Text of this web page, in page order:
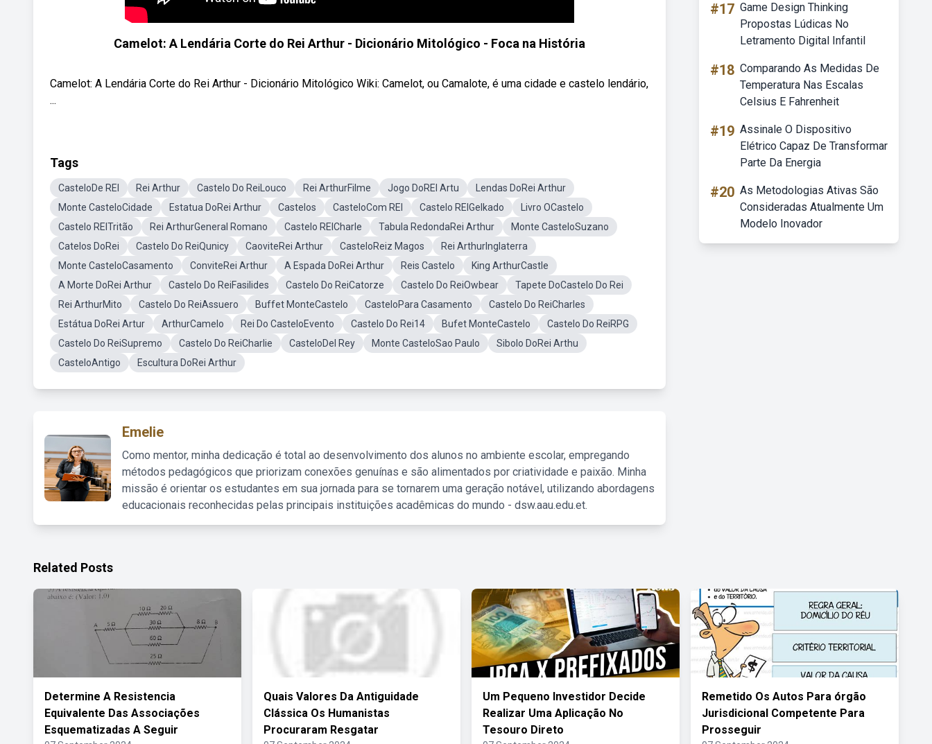
Camelot: A Lendária Corte do Rei Arthur - Dicionário Mitológico - Foca na História
Camelot: A Lendária Corte do Rei Arthur - Dicionário Mitológico Wiki: Camelot, ou Camalote, é uma cidade e castelo lendário,
...
Tags
CasteloDe REI Rei Arthur Castelo Do ReiLouco Rei ArthurFilme Jogo DoREI Artu
Lendas DoRei Arthur
Monte CasteloCidade
Estatua DoRei Arthur Castelos CasteloCom REI Castelo REIGelkado
Livro OCastelo
Castelo REITritão
Rei ArthurGeneral Romano Castelo REICharle Tabula RedondaRei Arthur
Monte CasteloSuzano
Catelos DoRei
Castelo Do ReiQunicy CaoviteRei Arthur CasteloReiz Magos
Rei ArthurInglaterra
Monte CasteloCasamento
ConviteRei Arthur A Espada DoRei Arthur Reis Castelo
King ArthurCastle
A Morte DoRei Arthur
Castelo Do ReiFasilides Castelo Do ReiCatorze Castelo Do ReiOwbear
Tapete DoCastelo Do Rei
Rei ArthurMito
Castelo Do ReiAssuero Buffet MonteCastelo CasteloPara Casamento
Castelo Do ReiCharles
Estátua DoRei Artur
ArthurCamelo Rei Do CasteloEvento Castelo Do Rei14 Bufet MonteCastelo
Castelo Do ReiRPG
Castelo Do ReiSupremo
Castelo Do ReiCharlie CasteloDel Rey Monte CasteloSao Paulo
Sibolo DoRei Arthu
CasteloAntigo
Escultura DoRei Arthur
Emelie
Como mentor, minha dedicação é total ao desenvolvimento dos alunos no ambiente escolar, empregando
métodos pedagógicos que priorizam conexões genuínas e são alimentados por criatividade e paixão. Minha
missão é orientar os estudantes em sua jornada para se tornarem uma geração notável, utilizando abordagens
educacionais reconhecidas pelas principais instituições acadêmicas do mundo - dsw.aau.edu.et.
#17 Game Design Thinking
Propostas Lúdicas No
Letramento Digital Infantil
#18 Comparando As Medidas De
Temperatura Nas Escalas
Celsius E Fahrenheit
#19 Assinale O Dispositivo
Elétrico Capaz De Transformar
Parte Da Energia
#20 As Metodologias Ativas São
Consideradas Atualmente Um
Modelo Inovador
Related Posts
Determine A Resistencia
Equivalente Das Associações
Esquematizadas A Seguir
Quais Valores Da Antiguidade
Clássica Os Humanistas
Procuraram Resgatar
Um Pequeno Investidor Decide
Realizar Uma Aplicação No
Tesouro Direto
Remetido Os Autos Para órgão
Jurisdicional Competente Para
Prosseguir